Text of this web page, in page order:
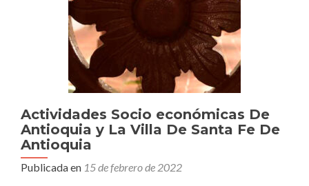
Actividades Socio económicas De
Antioquia y La Villa De Santa Fe De
Antioquia
Publicada en 15 de febrero de 2022